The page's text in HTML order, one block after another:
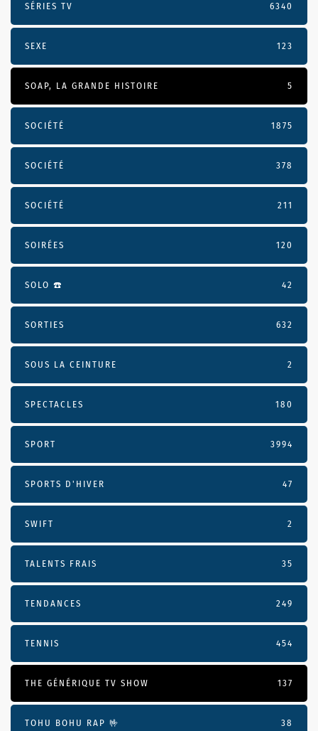
SÉRIES TV 6340
SEXE 123
SOAP, LA GRANDE HISTOIRE 5
SOCIÉTÉ 1875
SOCIÉTÉ 378
SOCIÉTÉ 211
SOIRÉES 120
SOLO ☎️ 42
SORTIES 632
SOUS LA CEINTURE 2
SPECTACLES 180
SPORT 3994
SPORTS D'HIVER 47
SWIFT 2
TALENTS FRAIS 35
TENDANCES 249
TENNIS 454
THE GÉNÉRIQUE TV SHOW 137
TOHU BOHU RAP 🤟 38